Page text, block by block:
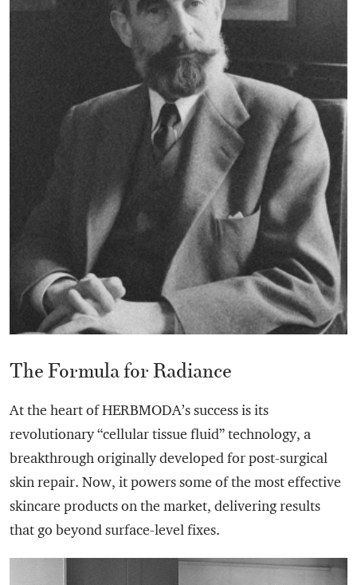
The Formula for Radiance
At the heart of HERBMODA’s success is its
revolutionary “cellular tissue fluid” technology, a
breakthrough originally developed for post-surgical
skin repair. Now, it powers some of the most effective
skincare products on the market, delivering results
that go beyond surface-level fixes.